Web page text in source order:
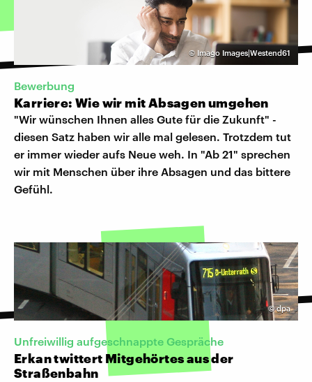
© Imago Images|Westend61
Bewerbung
Karriere: Wie wir mit Absagen umgehen
"Wir wünschen Ihnen alles Gute für die Zukunft" -
diesen Satz haben wir alle mal gelesen. Trotzdem tut
er immer wieder aufs Neue weh. In "Ab 21" sprechen
wir mit Menschen über ihre Absagen und das bittere
Gefühl.
©dpa
Unfreiwillig aufgeschnappte Gespräche
Erkan twittert Mitgehörtes aus der
Straßenbahn